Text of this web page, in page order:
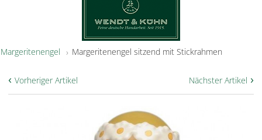
Margeritenengel Margeritenengel sitzend mit Stickrahmen
Nächster Artikel ›
‹ Vorheriger Artikel